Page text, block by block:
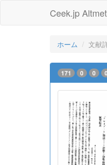
Ceek.jp
ホーム 文献
171 0 0 0